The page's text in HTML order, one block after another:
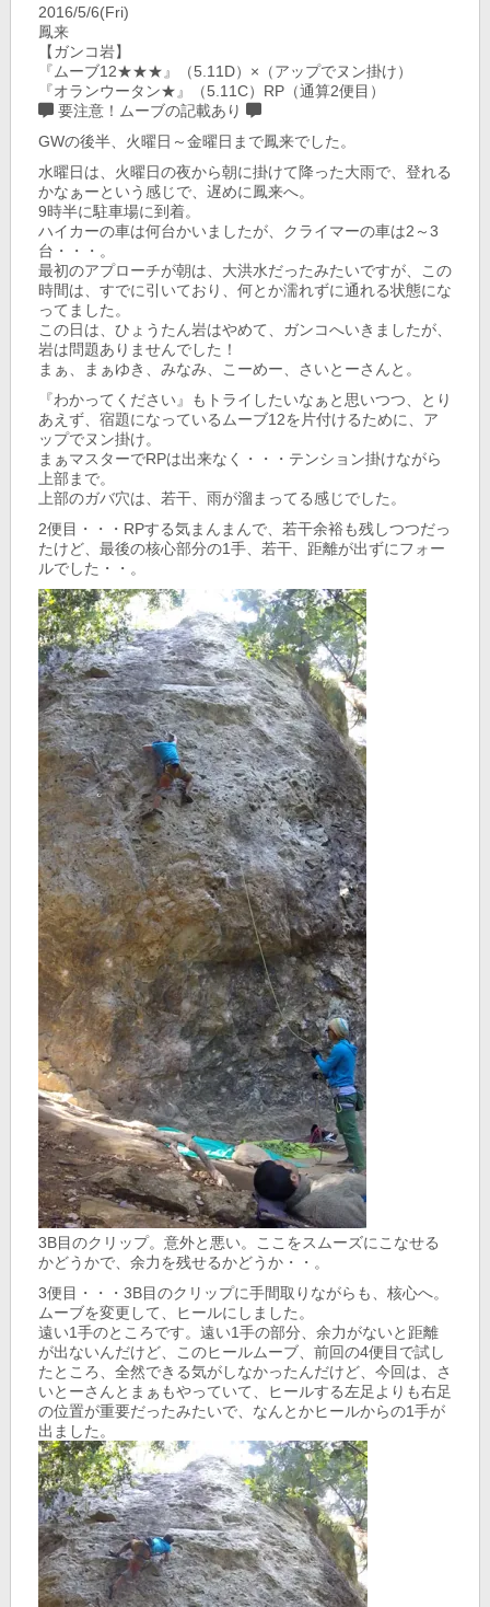
2016/5/6(Fri)
鳳来
【ガンコ岩】
『ムーブ12★★★』（5.11D）×（アップでヌン掛け）
『オランウータン★』（5.11C）RP（通算2便目）
要注意！ムーブの記載あり
GWの後半、火曜日～金曜日まで鳳来でした。
水曜日は、火曜日の夜から朝に掛けて降った大雨で、登れる
かなぁーという感じで、遅めに鳳来へ。
9時半に駐車場に到着。
ハイカーの車は何台かいましたが、クライマーの車は2～3
台・・・。
最初のアプローチが朝は、大洪水だったみたいですが、この
時間は、すでに引いており、何とか濡れずに通れる状態にな
ってました。
この日は、ひょうたん岩はやめて、ガンコへいきましたが、
岩は問題ありませんでした！
まぁ、まぁゆき、みなみ、こーめー、さいとーさんと。
『わかってください』もトライしたいなぁと思いつつ、とり
あえず、宿題になっているムーブ12を片付けるために、ア
ップでヌン掛け。
まぁマスターでRPは出来なく・・・テンション掛けながら
上部まで。
上部のガバ穴は、若干、雨が溜まってる感じでした。
2便目・・・RPする気まんまんで、若干余裕も残しつつだっ
たけど、最後の核心部分の1手、若干、距離が出ずにフォー
ルでした・・。
3B目のクリップ。意外と悪い。ここをスムーズにこなせる
かどうかで、余力を残せるかどうか・・。
3便目・・・3B目のクリップに手間取りながらも、核心へ。
ムーブを変更して、ヒールにしました。
遠い1手のところです。遠い1手の部分、余力がないと距離
が出ないんだけど、このヒールムーブ、前回の4便目で試し
たところ、全然できる気がしなかったんだけど、今回は、さ
いとーさんとまぁもやっていて、ヒールする左足よりも右足
の位置が重要だったみたいで、なんとかヒールからの1手が
出ました。